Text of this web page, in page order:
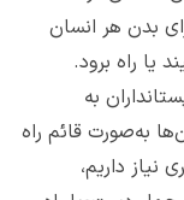
بدن هر انسان
یا راه برود.
به
به‌صورت قائم راه
داریم،